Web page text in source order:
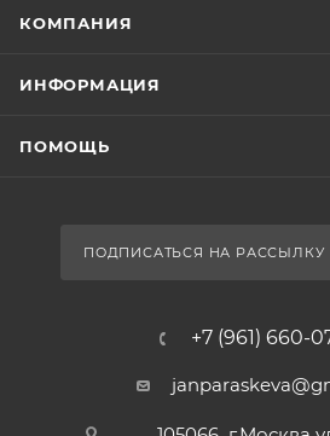
КОМПАНИЯ
ИНФОРМАЦИЯ
ПОМОЩЬ
ПОДПИСАТЬСЯ НА РАССЫЛКУ
+7 (961) 660-